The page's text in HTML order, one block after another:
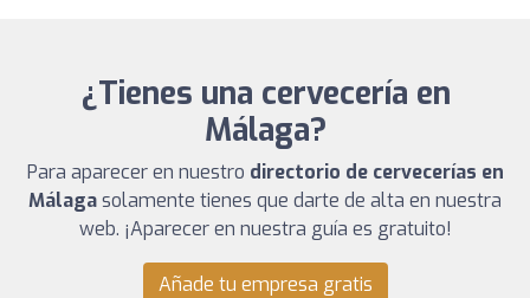
¿Tienes una cervecería en
Málaga?
Para aparecer en nuestro directorio de cervecerías en
Málagasolamente tienes que darte de alta en nuestra
web. ¡Aparecer en nuestra guía es gratuito!
Añade tu empresa gratis